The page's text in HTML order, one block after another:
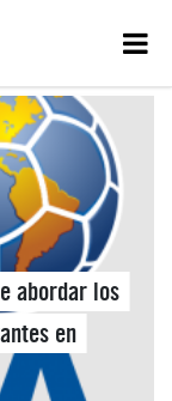
abordar los
en